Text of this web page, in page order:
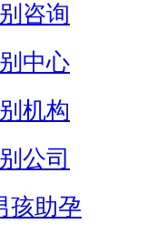
咨询
中心
机构
公司
孩助孕